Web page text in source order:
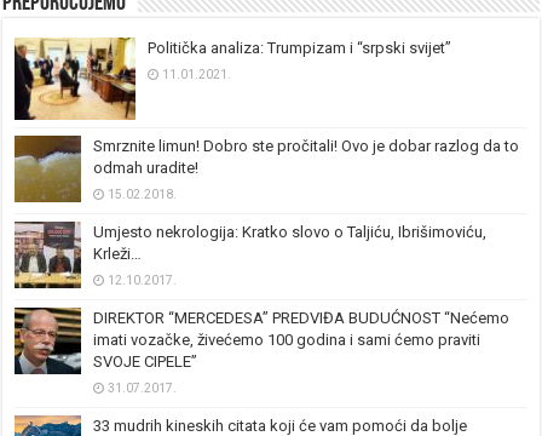
Politička analiza: Trumpizam i “srpski svijet”
11.01.2021.
Smrznite limun! Dobro ste pročitali! Ovo je dobar razlog da to
odmah uradite!
15.02.2018.
Umjesto nekrologija: Kratko slovo o Taljiću, Ibrišimoviću,
Krleži…
12.10.2017.
DIREKTOR “MERCEDESA” PREDVIĐA BUDUĆNOST “Nećemo
imati vozačke, živećemo 100 godina i sami ćemo praviti
SVOJE CIPELE”
31.07.2017.
33 mudrih kineskih citata koji će vam pomoći da bolje